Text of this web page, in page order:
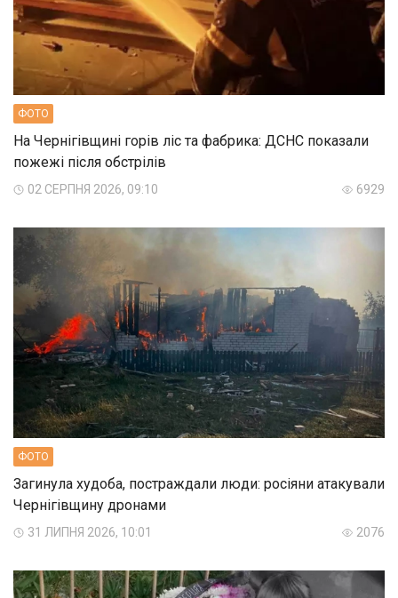
ФОТО
На Чернігівщині горів ліс та фабрика: ДСНС показали
пожежі після обстрілів
02 СЕРПНЯ 2026, 09:10 6929
ФОТО
Загинула худоба, постраждали люди: росіяни атакували
Чернігівщину дронами
31 ЛИПНЯ 2026, 10:01 2076